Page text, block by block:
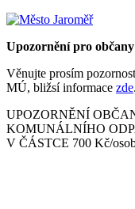
Upozornění pro občany
Věnujte prosím
MÚ, bližsí informace zde.
UPOZORNĚNÍ
KOMUNÁLNÍHO
V ČÁSTCE 700 Kč/